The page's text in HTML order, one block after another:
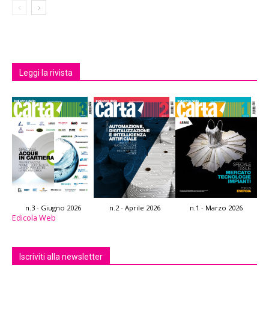
Leggi la rivista
n.3 - Giugno 2026 n.2 - Aprile 2026 n.1 - Marzo 2026
Edicola Web
Iscriviti alla newsletter